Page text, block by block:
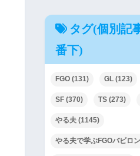
タグ(個別記
番下)
FGO (131) GL (123)
SF (370) TS (273)
やる夫 (1145)
やる夫で学ぶFGOバビロ